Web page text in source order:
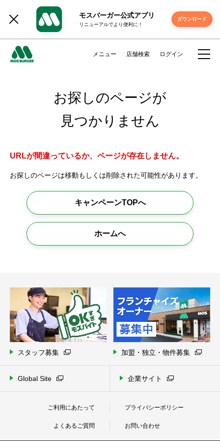
モスバーガー公式アプリ
リニューアルでより便利に！
ダウンロード
メニュー 店舗検索 ログイン
お探しのページが
見つかりません
URLが間違っているか、ページが存在しません。
お探しのページは移動もしくは削除された可能性があります。
キャンペーンTOPへ
ホームへ
スタッフ募集 加盟・独立・物件募集
Global Site 企業サイト
ご利用にあたって プライバシーポリシー
よくあるご質問 お問い合わせ